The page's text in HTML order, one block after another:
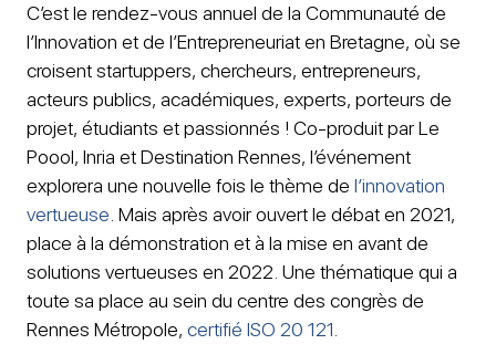
C’est le rendez-vous annuel de la Communauté de
l’Innovation et de l’Entrepreneuriat en Bretagne, où se
croisent startuppers, chercheurs, entrepreneurs,
acteurs publics, académiques, experts, porteurs de
projet, étudiants et passionnés ! Co-produit par Le
Poool, Inria et Destination Rennes, l’événement
explorera une nouvelle fois le thème de l’innovation
vertueuse. Mais après avoir ouvert le débat en 2021,
place à la démonstration et à la mise en avant de
solutions vertueuses en 2022. Une thématique qui a
toute sa place au sein du centre des congrès de
Rennes Métropole, certifié ISO 20 121.